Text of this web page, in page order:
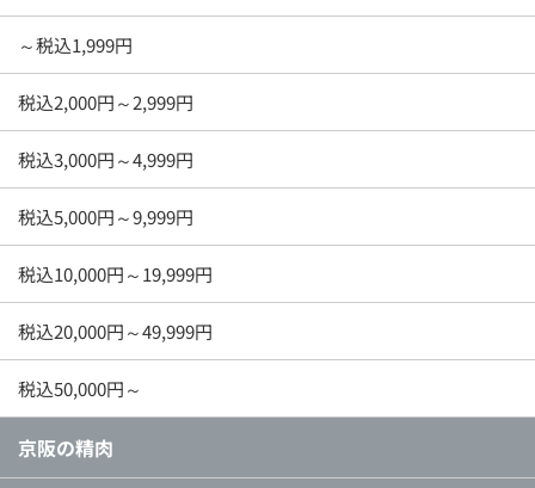
～税込1,999円
税込2,000円～2,999円
税込3,000円～4,999円
税込5,000円～9,999円
税込10,000円～19,999円
税込20,000円～49,999円
税込50,000円～
京阪の精肉